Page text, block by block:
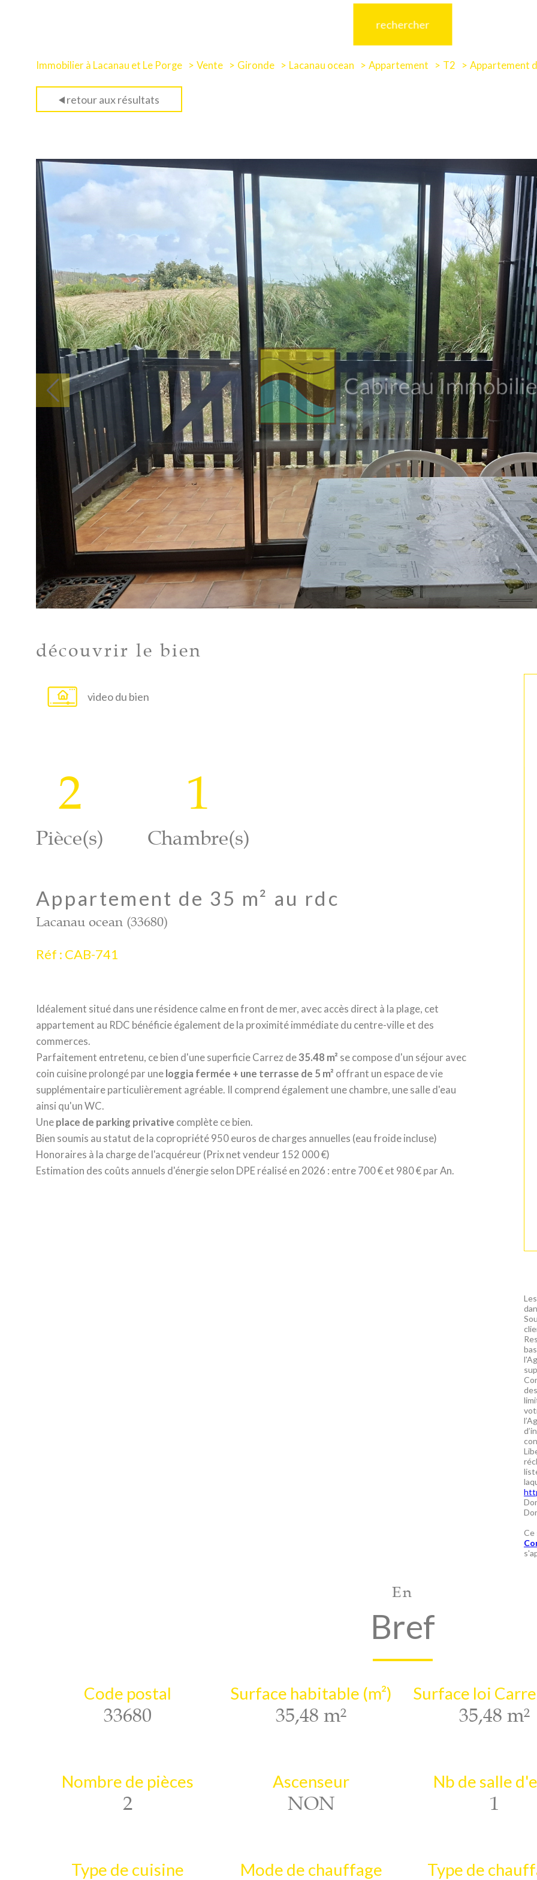
rechercher
Immobilier à Lacanau et Le Porge Vente Gironde Lacanau ocean Appartement T2 Appartement
retour aux résultats
découvrir le bien
video du bien
2
Pièce(s)
1
Chambre(s)
Appartement de 35 m² au rdc
Lacanau ocean (33680)
Réf : CAB-741
Idéalement situé dans une résidence calme en front de mer, avec accès direct à la plage, cet
appartement au RDC bénéficie également de la proximité immédiate du centre-ville et des
commerces.
Parfaitement entretenu, ce bien d'une superficie Carrez de35.48 m² se compose d'un séjour avec
coin cuisine prolongé par une loggia fermée + une terrasse de 5 m² offrant un espace de vie
supplémentaire particulièrement agréable. Il comprend également une chambre, une salle d'eau
ainsi qu'un WC.
Une place de parking privative complète ce bien.
Bien soumis au statut de la copropriété 950 euros de charges annuelles (eau froide incluse)
Honoraires à la charge de l'acquéreur (Prix net vendeur 152 000 €)
Estimation des coûts annuels d'énergie selon DPE réalisé en 2026 : entre 700 € et 980 € par An.
Ce
En
Bref
Code postal
33680
Surface habitable (m²)
35,48 m²
Surface loi
35,48 m²
Nombre de pièces
2
Ascenseur
NON
Nb de salle
1
Type de cuisine Mode de chauffage Type de